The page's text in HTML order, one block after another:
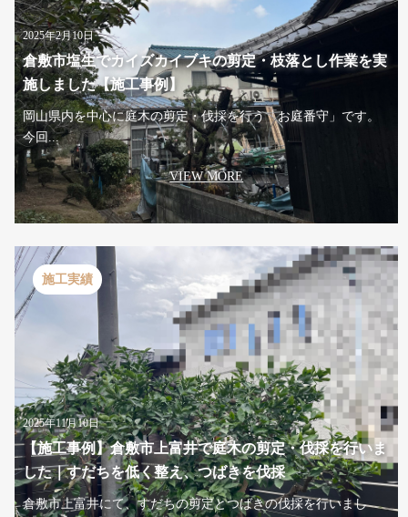
2025年2月10日
倉敷市塩生でカイズカイブキの剪定・枝落とし作業を実
施しました【施工事例】
岡山県内を中心に庭木の剪定・伐採を行う「お庭番守」です。
今回...
VIEW MORE
施工実績
2025年11月10日
【施工事例】倉敷市上富井で庭木の剪定・伐採を行いま
した｜すだちを低く整え、つばきを伐採
倉敷市上富井にて、すだちの剪定とつばきの伐採を行いまし